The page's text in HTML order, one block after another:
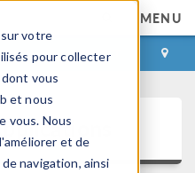
votre
pour collecter
vous
et nous
vous. Nous
et de
navigation, ainsi
MENU
CONTACT